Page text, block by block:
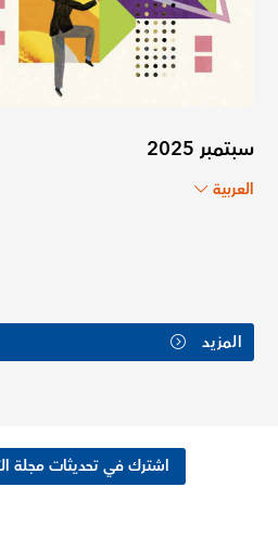
سبتمبر 2025
العربية
المزيد
اشترك في تحديثات مجلة